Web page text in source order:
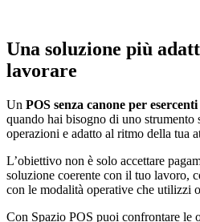
Una soluzione più
lavorare
Un POS senza canone per
quando hai bisogno di uno strumento
operazioni e adatto al ritmo della tua
L’obiettivo non è solo accettare
soluzione coerente con il tuo lavoro,
con le modalità operative che utilizzi
Con Spazio POS puoi confrontare le